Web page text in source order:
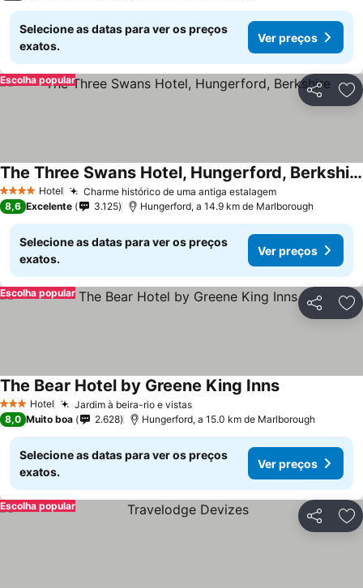
Selecione as datas para ver os preços
exatos.
Ver preços
Partilhar
Escolha popular
4 EstrelasHotel Charme histórico de uma antiga estalagemVer preços
The Three Swans Hotel, Hungerford, Berkshire
Ver preços
8,6 Excelente 3.125 Hungerford, a 14.9 km de Marlborough
Selecione as datas para ver os preços
exatos.
Ver preços
Partilhar
Escolha popular
3 EstrelasHotel Jardim à beira-rio e vistasVer preços
The Bear Hotel by Greene King InnsVer preços
8,0 Muito boa 2.628 Hungerford, a 15.0 km de Marlborough
Selecione as datas para ver os preços
exatos.
Ver preços
Partilhar
Escolha popular